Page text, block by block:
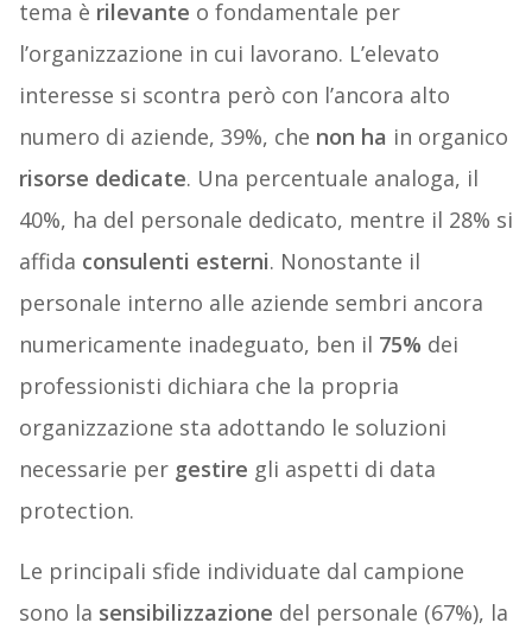
tema è rilevante o fondamentale per
l’organizzazione in cui lavorano. L’elevato
interesse si scontra però con l’ancora alto
numero di aziende, 39%, che non ha in organico
risorse dedicate. Una percentuale analoga, il
40%, ha del personale dedicato, mentre il 28% si
affida consulenti esterni. Nonostante il
personale interno alle aziende sembri ancora
numericamente inadeguato, ben il 75% dei
professionisti dichiara che la propria
organizzazione sta adottando le soluzioni
necessarie per gestire gli aspetti di data
protection.
Le principali sfide individuate dal campione
sono la sensibilizzazione del personale (67%), la